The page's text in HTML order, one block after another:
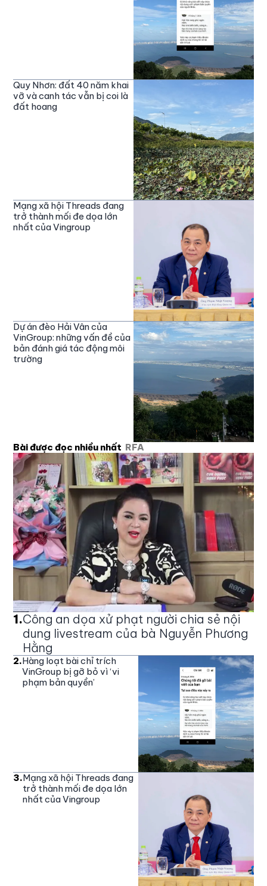
Quy Nhơn: đất 40 năm khai
vỡ và canh tác vẫn bị coi là
đất hoang
Mạng xã hội Threads đang
trở thành mối đe dọa lớn
nhất của Vingroup
Dự án đèo Hải Vân của
VinGroup: những vấn đề của
bản đánh giá tác động môi
trường
Bài được đọc nhiều nhất RFA
1.Công an dọa xử phạt người chia sẻ nội
dung livestream của bà Nguyễn Phương
Hằng
2.Hàng loạt bài chỉ trích
VinGroup bị gỡ bỏ vì ‘vi
phạm bản quyền’
3.Mạng xã hội Threads đang
trở thành mối đe dọa lớn
nhất của Vingroup